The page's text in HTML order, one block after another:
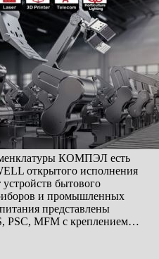
КОМПЭЛ есть
открытого исполнения
бытового
и промышленных
представлены
PSC, MFM с креплением…